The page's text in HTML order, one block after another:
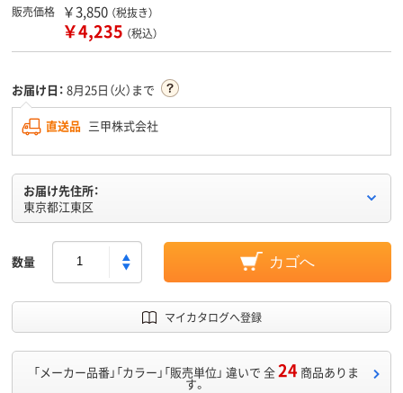
販売価格 ￥3,850 （税抜き）
￥4,235 （税込）
お届け日： 8月25日（火）まで
直送品 三甲株式会社
お届け先住所：
東京都江東区
数量 カゴへ
マイカタログへ登録
「メーカー品番」「カラー」「販売単位」 違いで 全24 商品ありま
す。